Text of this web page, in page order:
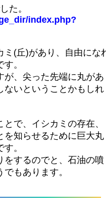
た。
index.php?
ミ(丘)があり、自由にな
。
が、尖った先端に丸があ
ないということかもしれ
で、イシカミの存在、
を知らせるために巨大丸
。
をするのでと、石油の噴
もあります。